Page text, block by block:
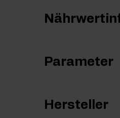
Parameter
Hersteller